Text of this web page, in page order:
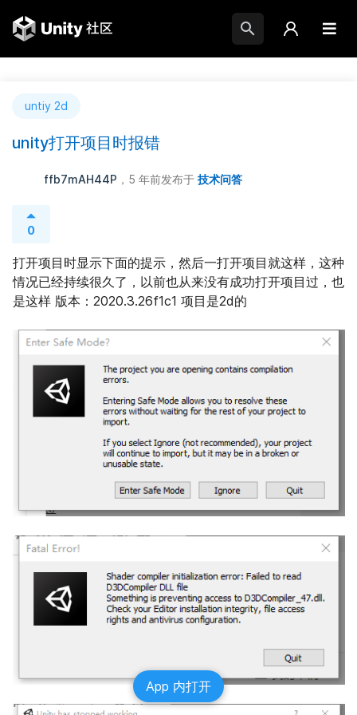
untiy 2d
unity打开项目时报错
ffb7mAH44P ，5 年前发布于 技术问答
0
打开项目时显示下面的提示，然后一打开项目就这样，这种
情况已经持续很久了，以前也从来没有成功打开项目过，也
是这样 版本：2020.3.26f1c1 项目是2d的
App 内打开